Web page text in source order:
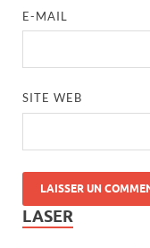
E-MAIL
SITE WEB
LASER